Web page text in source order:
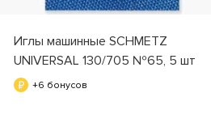
Иглы машинные SCHMETZ
UNIVERSAL 130/705 №65, 5 шт
+6 бонусов